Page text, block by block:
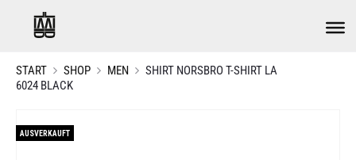
START SHOP MEN
SHIRT NORSBRO T-SHIRT LA
6024 BLACK
AUSVERKAUFT